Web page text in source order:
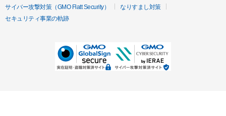
サイバー攻撃対策（GMO Flatt Security）
なりすまし対策
セキュリティ事業の軌跡